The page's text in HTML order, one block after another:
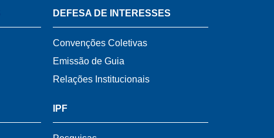
DEFESA DE INTERESSES
Convenções Coletivas
Emissão de Guia
Relações Institucionais
IPF